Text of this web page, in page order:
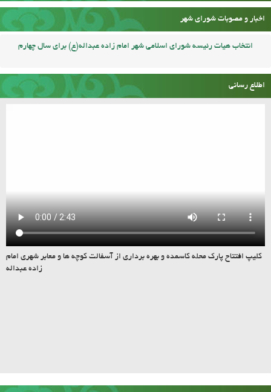
اخبار و مصوبات شورای شهر
انتخاب هیات رئیسه شورای اسلامی شهر امام زاده عبداله(ع) برای سال چهارم
اطلاع رسانی
کلیپ افتتاح پارک محله کاسمده و بهره برداری از آسفالت کوچه ها و معابر شهری امام
زاده عبداله